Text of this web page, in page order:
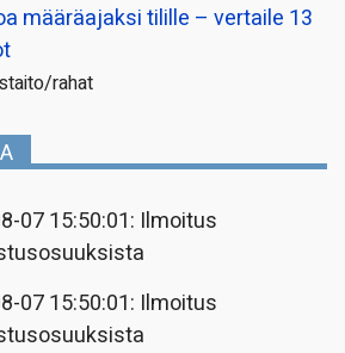
määräajaksi tilille – vertaile 13
rahat
07 15:50:01: Ilmoitus
07 15:50:01: Ilmoitus